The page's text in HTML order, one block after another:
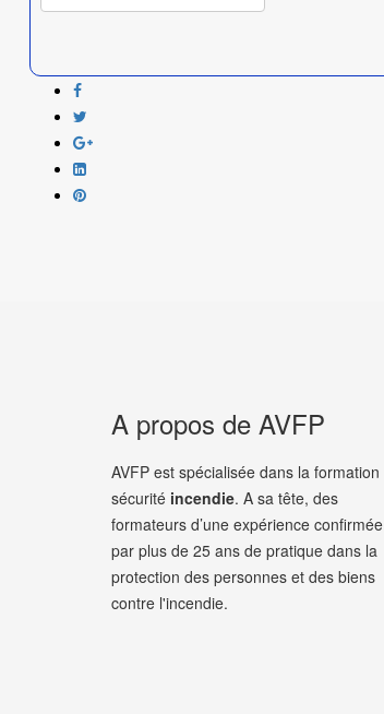
A propos de AVFP
AVFP est spécialisée dans la formation
sécurité incendie. A sa tête, des
formateurs d’une expérience confirmée
par plus de 25 ans de pratique dans la
protection des personnes et des biens
contre l'incendie.